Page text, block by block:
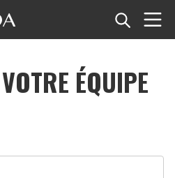
ÉQUIPE